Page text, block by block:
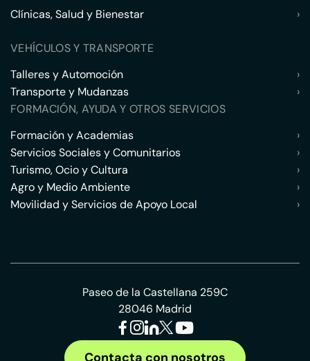
Clínicas, Salud y Bienestar
›
VEHÍCULOS Y TRANSPORTE
Talleres y Automoción
›
Transporte y Mudanzas
›
FORMACIÓN, AYUDA Y OTROS SERVICIOS
Formación y Academias
›
Servicios Sociales y Comunitarios
›
Turismo, Ocio y Cultura
›
Agro y Medio Ambiente
›
Movilidad y Servicios de Apoyo Local
›
Paseo de la Castellana 259C
28046 Madrid
Contacta con nosotros